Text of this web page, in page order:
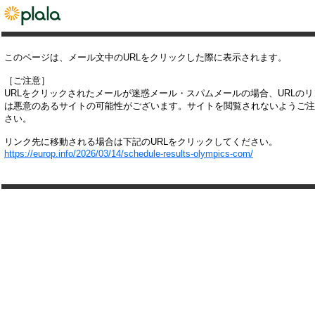
このページは、メール文中のURLをクリックした際に表示されます。
［ご注意］
URLをクリックされたメールが迷惑メール・スパムメールの場合、URLの
は悪意のあるサイトの可能性がございます。サイトを閲覧されないようご
さい。
リンク先に移動される場合は下記のURLをクリックしてください。
https://europ.info/2026/03/14/schedule-results-olympics-com/